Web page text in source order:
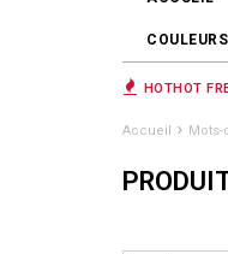
HOTHOT
Accueil Mots-